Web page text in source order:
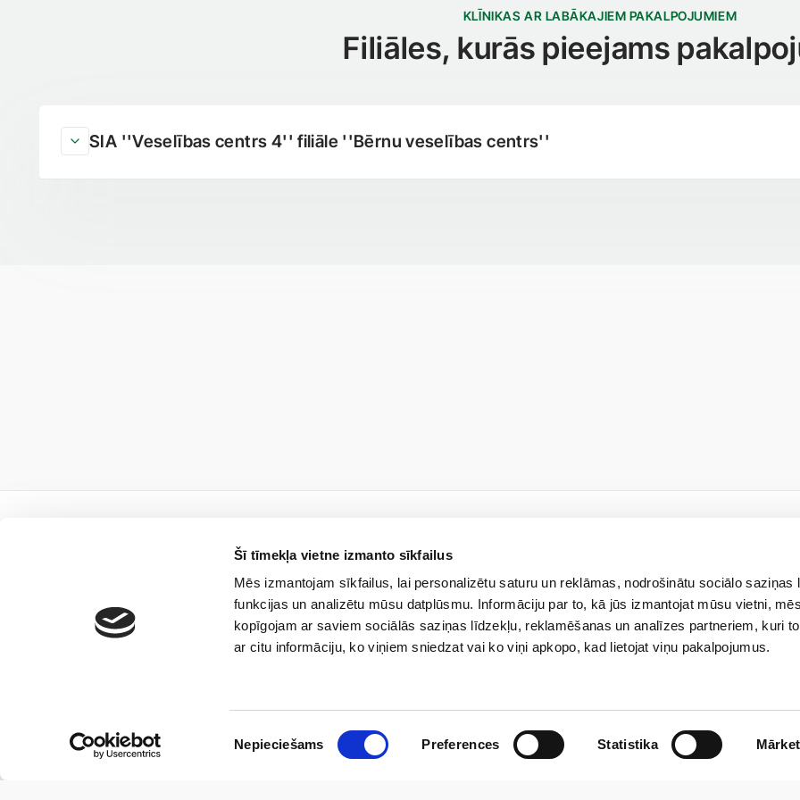
Šī tīmekļa vietne izmanto sīkfailus
Mēs izmantojam sīkfailus, lai personalizētu saturu un reklāmas, nodrošinātu sociālo saziņas
funkcijas un analizētu mūsu datplūsmu. Informāciju par to, kā jūs izmantojat mūsu vietni,
kopīgojam ar saviem sociālās saziņas līdzekļu, reklamēšanas un analīzes partneriem, kuri
ar citu informāciju, ko viņiem sniedzat vai ko viņi apkopo, kad lietojat viņu pakalpojumus.
izvēle
Nepieciešams Preferences Statistika
KLĪNIKAS AR LABĀKAJIEM PAKALPOJUMIEM
Filiāles, kurās pieejams
SIA ''Veselības centrs 4'' filiāle ''Bērnu veselības centrs''
Piesakies jaunumiem un uzzini
sūtītu aktuālās ziņas un informāciju, izmantojot e-pastu. Apzinos, ka man jebkurā brīdī ir iespēja atsaukt
plašāku informāciju par mūsu veikto personas datu apstrādi aicinām iepazīties mūsu Privātuma politikā.